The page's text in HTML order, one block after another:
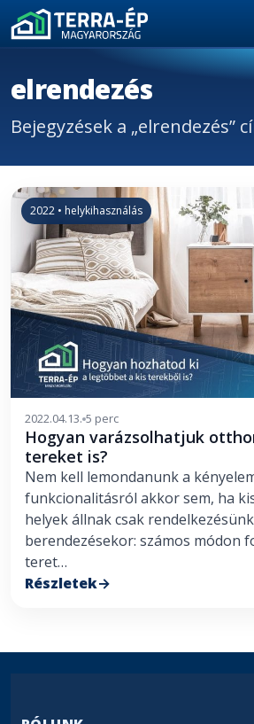
Main Navigation
elrendezés
Bejegyzések a „elrendezés”
2022 • helykihasználás
2022.04.13. 5 perc
Hogyan varázsolhatjuk
tereket is?
Nem kell lemondanunk a
funkcionalitásról akkor sem, ha
helyek állnak csak
berendezésekor: számos módon
teret…
Részletek